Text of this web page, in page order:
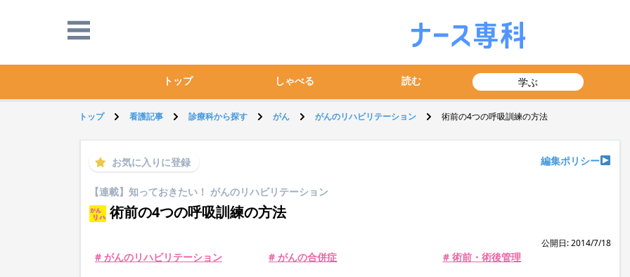
トップ しゃべる 読む 学ぶ
トップ 看護記事 診療科から探す がん がんのリハビリテーション 術前の4つの呼吸訓練の方法
お気に入りに登録 編集ポリシー
【連載】知っておきたい！ がんのリハビリテーション
術前の4つの呼吸訓練の方法
公開日: 2014/7/18
# がんのリハビリテーション # がんの合併症 # 術前・術後管理